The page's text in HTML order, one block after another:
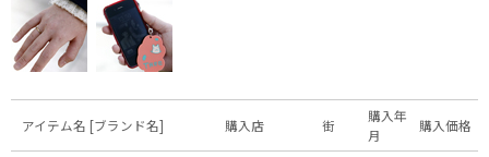
アイテム名 [ブランド名] 購入店 街
購入年
月
購入価格